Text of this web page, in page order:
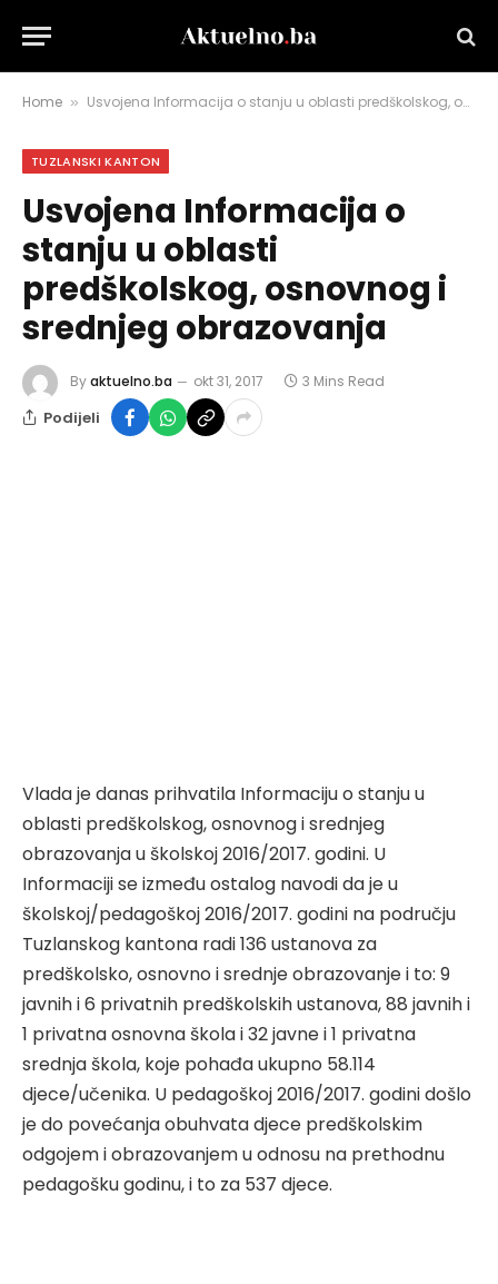
Home » Usvojena Informacija o stanju u oblasti predškolskog, osnovnog i srednjeg obrazovanja
TUZLANSKI KANTON
Usvojena Informacija o
stanju u oblasti
predškolskog, osnovnog i
srednjeg obrazovanja
Byaktuelno.ba okt 31, 2017 3 Mins Read
Podijeli
Vlada je danas prihvatila Informaciju o stanju u
oblasti predškolskog, osnovnog i srednjeg
obrazovanja u školskoj 2016/2017. godini. U
Informaciji se između ostalog navodi da je u
školskoj/pedagoškoj 2016/2017. godini na području
Tuzlanskog kantona radi 136 ustanova za
predškolsko, osnovno i srednje obrazovanje i to: 9
javnih i 6 privatnih predškolskih ustanova, 88 javnih i
1 privatna osnovna škola i 32 javne i 1 privatna
srednja škola, koje pohađa ukupno 58.114
djece/učenika. U pedagoškoj 2016/2017. godini došlo
je do povećanja obuhvata djece predškolskim
odgojem i obrazovanjem u odnosu na prethodnu
pedagošku godinu, i to za 537 djece.